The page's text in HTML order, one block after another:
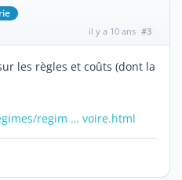
il y a 10 ans #3
les règles et coûts (dont la
regim … voire.html